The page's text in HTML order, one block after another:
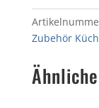
Zubehör